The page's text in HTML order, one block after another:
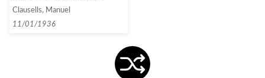
temporada]
Clausells, Manuel
11/01/1936